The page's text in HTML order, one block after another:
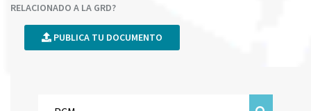
RELACIONADO A LA GRD?
PUBLICA TU DOCUMENTO